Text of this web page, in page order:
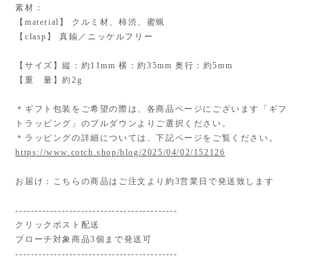
素材：
【material】 クルミ材、柿渋、蜜蝋
【clasp】 真鍮／ニッケルフリー
【サイズ】縦：約11mm 横：約35mm 奥行：約5mm
【重 量】約2g
＊ギフト包装をご希望の際は、各商品ページにございます「ギフ
トラッピング」のプルダウンよりご選択ください。
＊ラッピングの詳細については、下記ページをご覧ください。
https://www.cotch.shop/blog/2025/04/02/152126
お届け：こちらの商品はご注文より約3営業日で発送致します
------------------------------------------
クリックポスト配送
ブローチ対象商品3個まで発送可
------------------------------------------